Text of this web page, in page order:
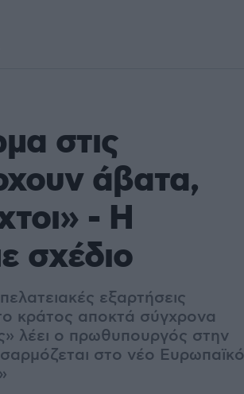
στις
άβατα,
- Η
σχέδιο
εξαρτήσεις
κράτος αποκτά σύγχρονα
λέει ο πρωθυπουργός στην
στο νέο Ευρωπαϊκό